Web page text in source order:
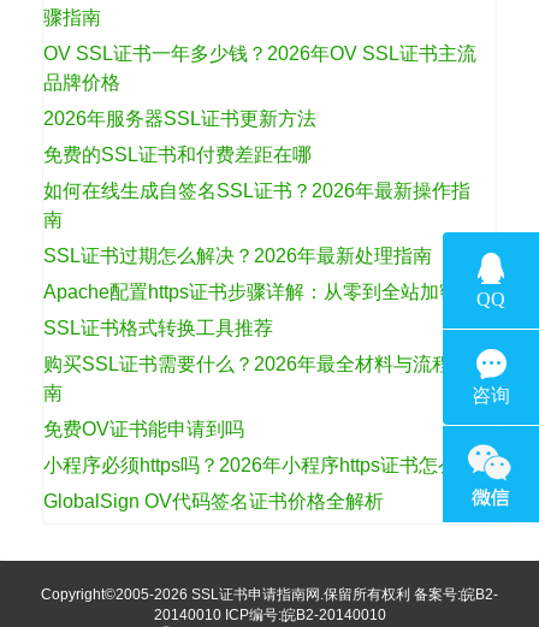
骤指南
OV SSL证书一年多少钱？2026年OV SSL证书主流
品牌价格
2026年服务器SSL证书更新方法
免费的SSL证书和付费差距在哪
如何在线生成自签名SSL证书？2026年最新操作指
南
SSL证书过期怎么解决？2026年最新处理指南
Apache配置https证书步骤详解：从零到全站加密
SSL证书格式转换工具推荐
购买SSL证书需要什么？2026年最全材料与流程指
南
免费OV证书能申请到吗
小程序必须https吗？2026年小程序https证书怎么选
GlobalSign OV代码签名证书价格全解析
Copyright©2005-2026 SSL证书申请指南网 .保留所有权利 备案号:皖B2-
20140010ICP编号:皖B2-20140010